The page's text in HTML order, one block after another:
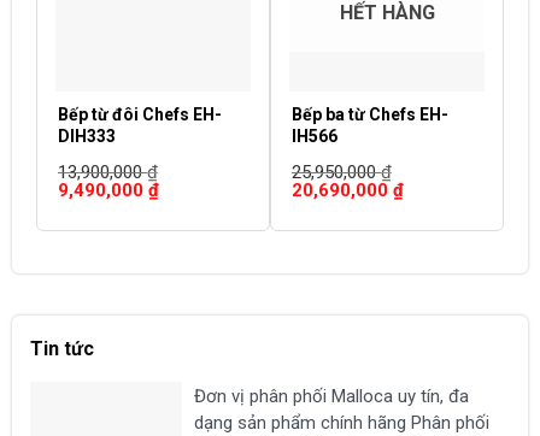
Bếp từ đôi Chefs EH-
DIH333
13,900,000₫
Giá
là:
9,490,000 ₫Giá
tại
HẾT HÀNG
Bếp ba từ Chefs EH-
IH566
25,950,000₫
Giá
là:
20,690,000 ₫Giá
tại
Tin tức
Đơn vị phân phối Malloca uy tín, đa
dạng sản phẩm chính hãng Phân phối